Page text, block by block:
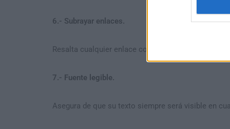
6.- Subrayar enlaces.
Resalta cualquier enlace con un texto de link para
7.- Fuente legible.
Asegura de que su texto siempre será visible en